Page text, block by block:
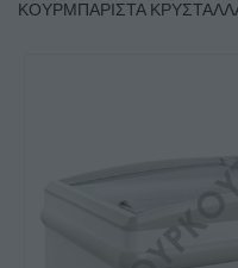
ΚΟΥΡΜΠΑΡΙΣΤΑ